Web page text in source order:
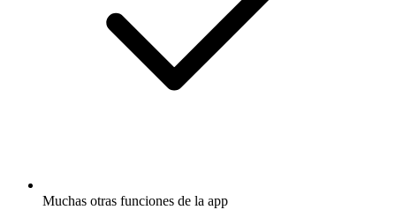
Muchas otras funciones de la app